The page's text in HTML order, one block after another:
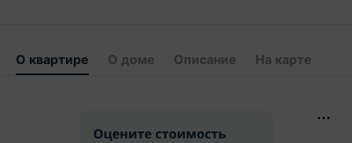
О квартире О доме Описание На карте